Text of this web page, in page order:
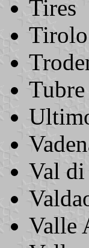
Tires
Tirolo
Tubre
Val
Valle